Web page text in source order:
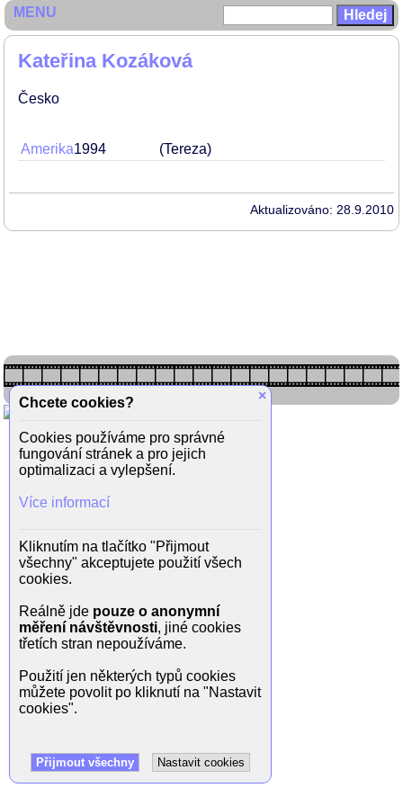
Kateřina Kozáková
Česko
Amerika1994 (Tereza)
Aktualizováno: 28.9.2010
MENU
×
Chcete cookies?
Cookies používáme pro správné
fungování stránek a pro jejich
optimalizaci a vylepšení.
Více informací
Kliknutím na tlačítko "Přijmout
všechny" akceptujete použití všech
cookies.
Reálně jde pouze o anonymní
měření návštěvnosti, jiné cookies
třetích stran nepoužíváme.
Použití jen některých typů cookies
můžete povolit po kliknutí na "Nastavit
cookies".
Přijmout všechny Nastavit cookies